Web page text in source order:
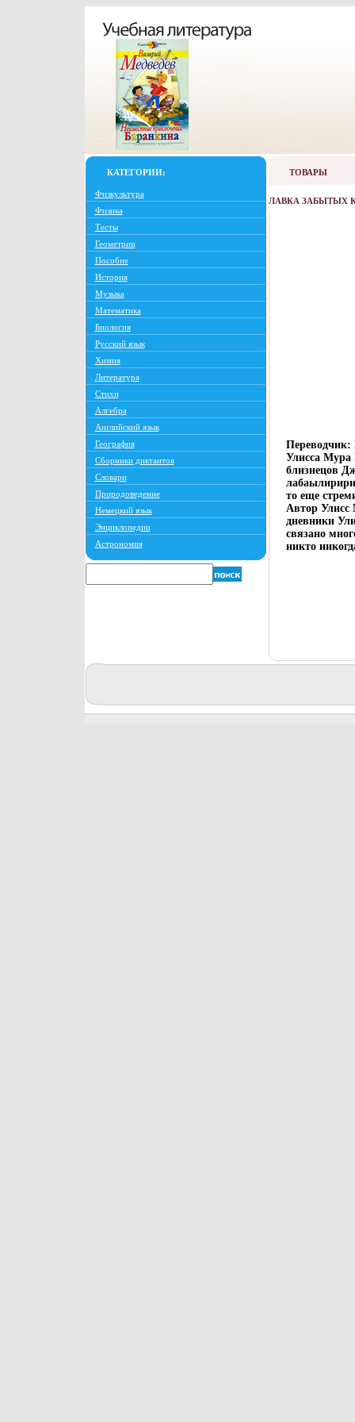
КАТЕГОРИИ:
Физкультура
Физика
Тесты
Геометрии
Пособие
История
Музыка
Математика
Биология
Русский язык
Химия
Литература
Стихи
Алгебра
Английский язык
География
Сборники диктантов
Словари
Природоведение
Немецкий язык
Энциклопедии
Астрономия
ТОВАРЫ
ЛАВКА ЗАБЫТЫХ
Переводчик:
Улисса Мура
близнецов
то еще
Автор Улисс
дневники
связано
никто